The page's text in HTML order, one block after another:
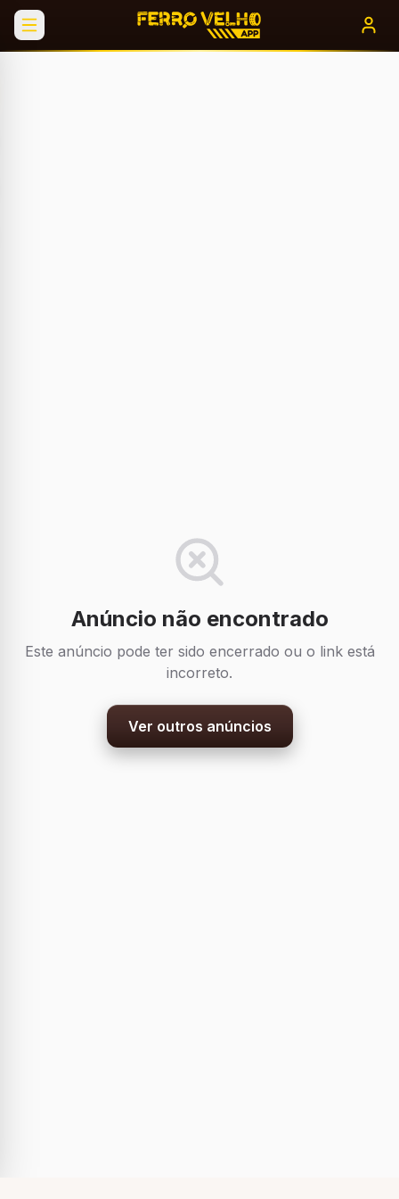
Anúncio não encontrado
Este anúncio pode ter sido encerrado ou o link está
incorreto.
Ver outros anúncios